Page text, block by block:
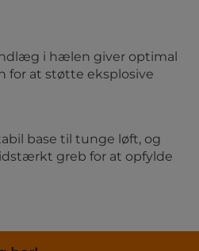
i hælen giver optimal
for at støtte eksplosive
base til tunge løft, og
greb for at opfylde